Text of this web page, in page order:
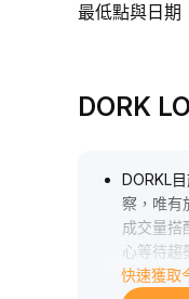
最低點與日期
DORK
DORKL
察，唯有
成交量搭
心等待趨
快速獲取